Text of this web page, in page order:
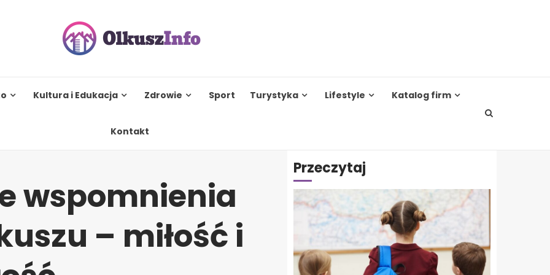
Kultura i Edukacja Zdrowie Sport Turystyka Lifestyle Katalog firm
Kontakt
wspomnienia
– miłość i
Przeczytaj